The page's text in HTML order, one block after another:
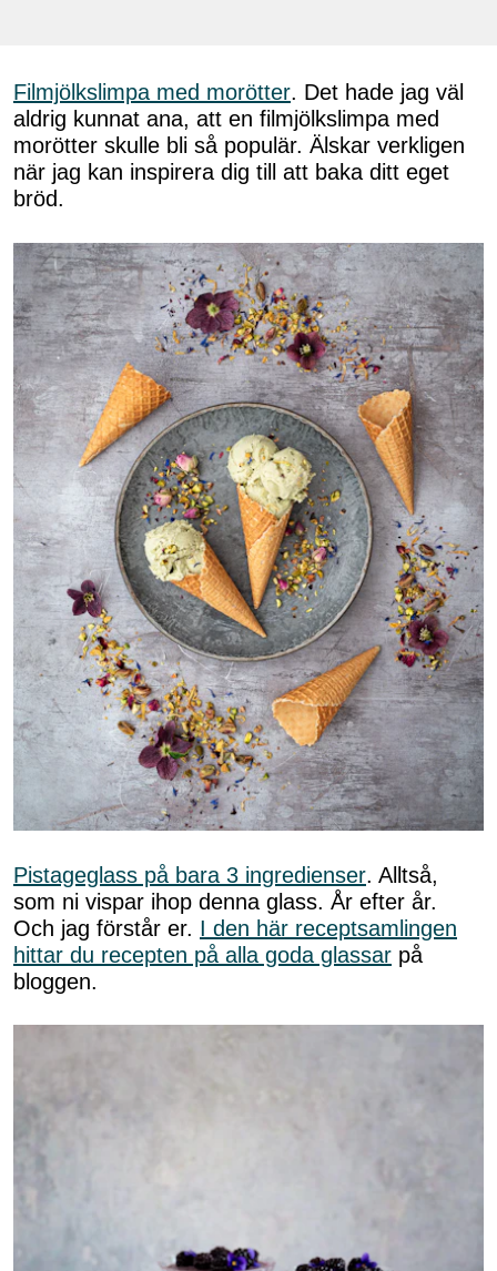
Filmjölkslimpa med morötter. Det hade jag väl
aldrig kunnat ana, att en filmjölkslimpa med
morötter skulle bli så populär. Älskar verkligen
när jag kan inspirera dig till att baka ditt eget
bröd.
Pistageglass på bara 3 ingredienser. Alltså,
som ni vispar ihop denna glass. År efter år.
Och jag förstår er. I den här receptsamlingen
hittar du recepten på alla goda glassar på
bloggen.